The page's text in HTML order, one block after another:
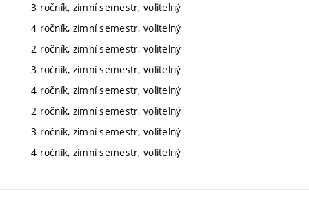
3 ročník, zimní semestr, volitelný
4 ročník, zimní semestr, volitelný
2 ročník, zimní semestr, volitelný
3 ročník, zimní semestr, volitelný
4 ročník, zimní semestr, volitelný
2 ročník, zimní semestr, volitelný
3 ročník, zimní semestr, volitelný
4 ročník, zimní semestr, volitelný